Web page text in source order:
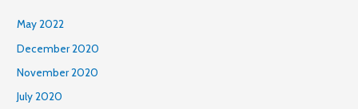
o
r
May 2022
December 2020
November 2020
July 2020